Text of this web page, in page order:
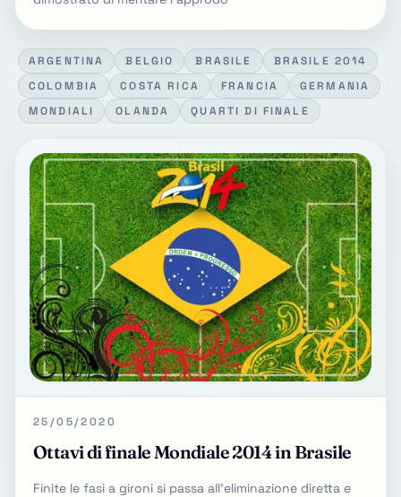
ARGENTINA BELGIO BRASILE
BRASILE 2014
COLOMBIA
COSTA RICA FRANCIA
GERMANIA
MONDIALI
OLANDA QUARTI DI FINALE
25/05/2020
Ottavi di finale Mondiale 2014 in Brasile
Finite le fasi a gironi si passa all'eliminazione diretta e